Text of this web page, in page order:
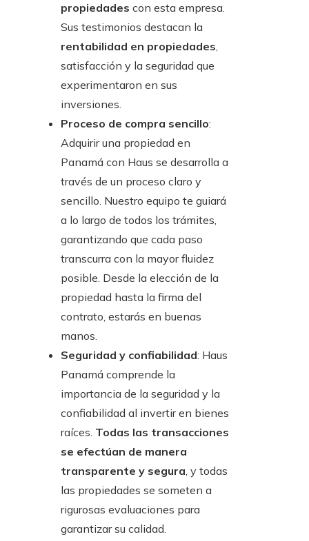
propiedades con esta empresa.
Sus testimonios destacan la
rentabilidad en propiedades
satisfacción y la seguridad que
experimentaron en sus
inversiones.
Proceso de compra sencillo:
Adquirir una propiedad en
Panamá con Haus se desarrolla a
través de un proceso claro y
sencillo. Nuestro equipo te guiará
a lo largo de todos los trámites,
garantizando que cada paso
transcurra con la mayor fluidez
posible. Desde la elección de la
propiedad hasta la firma del
contrato, estarás en buenas
manos.
Seguridad y confiabilidad: Haus
Panamá comprende la
importancia de la seguridad y la
confiabilidad al invertir en bienes
raíces. Todas las transacciones
se efectúan de manera
transparente y segura , y todas
las propiedades se someten a
rigurosas evaluaciones para
garantizar su calidad.